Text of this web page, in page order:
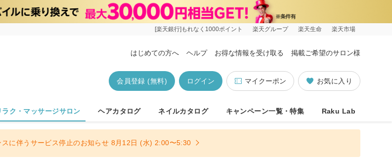
[楽天銀行]もれなく1000ポイント 楽天グループ 楽天生命 楽天市場
はじめての方へ ヘルプ お得な情報を受け取る 掲載ご希望のサロン様
お気に入り
マイクーポン
ログイン
会員登録 (無料)
ラク・マッサージサロン ヘアカタログ ネイルカタログ キャンペーン一覧・特集 Raku Lab
スに伴うサービス停止のお知らせ 8月12日 (水) 2:00〜5:30